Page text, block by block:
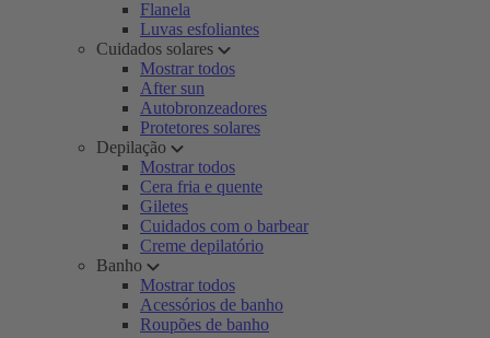
Flanela
Luvas esfoliantes
Cuidados solares
Mostrar todos
After sun
Autobronzeadores
Protetores solares
Depilação
Mostrar todos
Cera fria e quente
Giletes
Cuidados com o barbear
Creme depilatório
Banho
Mostrar todos
Acessórios de banho
Roupões de banho